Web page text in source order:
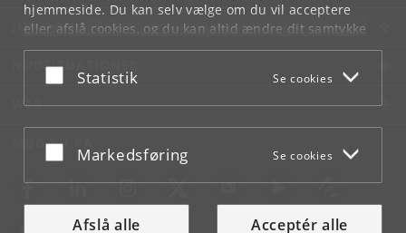
hjemmeside. Du kan selv vælge om du vil acceptere
eller afslå cookies, og du kan altid ændre dit samtykke
underCookie- og privatlivspolitiksom du finder i
bunden af hver side.
Acceptér eller afslå
Statistik Se cookies
Acceptér eller afslå
Markedsføring Se cookies
Afslå alle Acceptér alle
JOB OG KARRIERE
NØDSITUATIONER
WEB
MØD KU PÅ